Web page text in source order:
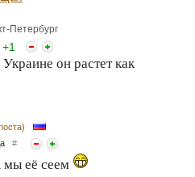
Петербург
+1
он растет как
#
мы её сеем